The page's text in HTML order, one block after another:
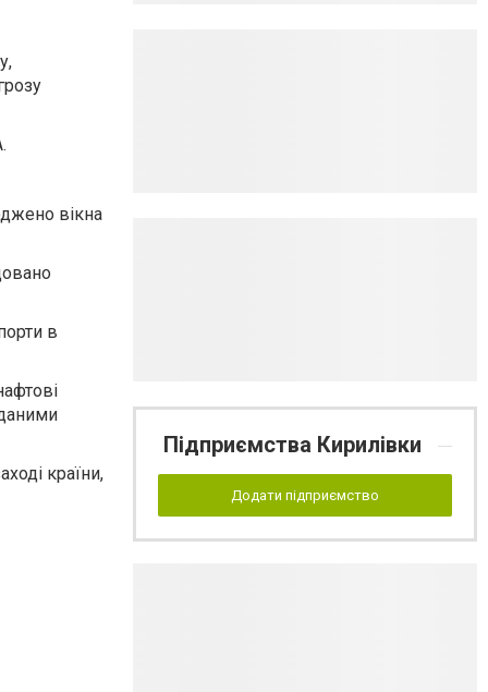
вікна
в
країни,
Підприємства Кирилівки
Додати підприємство